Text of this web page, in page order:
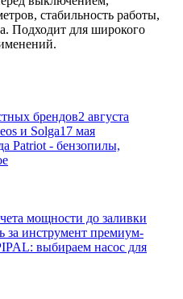
стабильность работы,
Подходит для широкого
брендов2 августа
и Solga17 мая
Patriot - бензопилы,
мощности до заливки
за инструмент премиум-
выбираем насос для